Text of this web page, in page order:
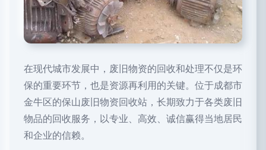
在现代城市发展中，废旧物资的回收和处理不仅是环
保的重要环节，也是资源再利用的关键。位于成都市
金牛区的保山废旧物资回收站，长期致力于各类废旧
物品的回收服务，以专业、高效、诚信赢得当地居民
和企业的信赖。